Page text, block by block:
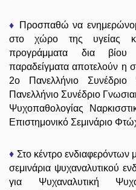
♦
Προσπαθώ να
στο χώρο της υγείας
προγράμματα δια βίου
παραδείγματα αποτελούν η
2ο Πανελλήνιο Συνέδριο
Πανελλήνιο Συνέδριο
Ψυχοπαθολογίας
Επιστημονικό Σεμινάριο
♦ Στο κέντρο ενδιαφερόντων
σεμινάρια ψυχαναλυτικού
για Ψυχαναλυτική